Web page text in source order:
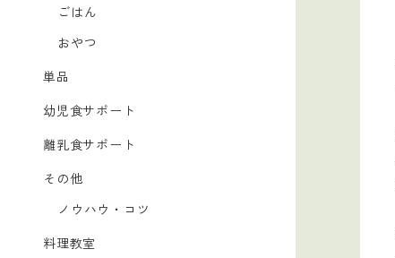
ごはん
おやつ
単品
幼児食サポート
離乳食サポート
その他
ノウハウ・コツ
料理教室